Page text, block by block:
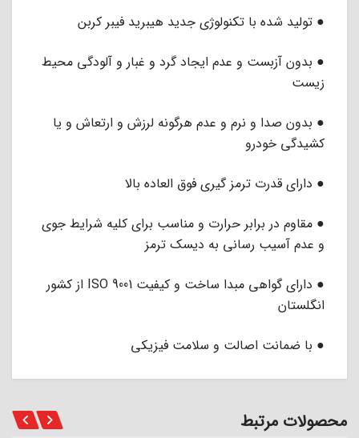
● تولید شده با تکنولوژی جدید هیبرید فیبر کربن
● بدون آزبست و عدم ایجاد گرد و غبار و آلودگی محیط
زیست
● بدون صدا و نرم و عدم هرگونه لرزش و ارتعاش و یا
کشیدگی خودرو
● دارای قدرت ترمز گیری فوق العاده بالا
● مقاوم در برابر حرارت و مناسب برای کلیه شرایط جوی
و عدم آسیب رسانی به دیسک ترمز
● دارای گواهی مبدا ساخت و کیفیت ISO 9001 از کشور
انگلستان
● با ضمانت اصالت و سلامت فیزیکی
محصولات مرتبط